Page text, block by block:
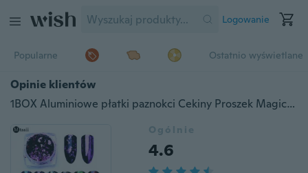
Logowanie
Popularne Ostatnio wyświetlane
Opinie klientów
1BOX Aluminiowe płatki paznokci Cekiny Proszek Magiczne lustro Błyszczy Złoto Srebro Czerwone kolory Nieregularny pigment Ozdoba do paznokci
Ogólnie
4.6